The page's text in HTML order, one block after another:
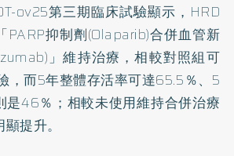
ov25第三期臨床試驗顯示，HRD
PARP抑制劑(Olaparib)合併血管新
」維持治療，相較對照組可
，而5年整體存活率可達65.5％、5
是46％；相較未使用維持合併治療
提升。